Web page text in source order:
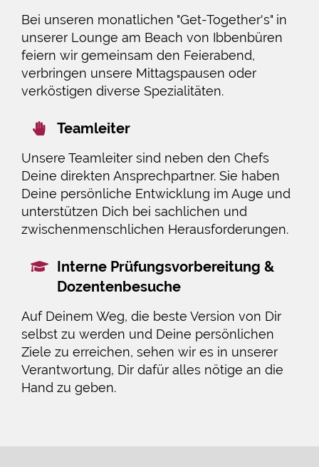
Bei unseren monatlichen "Get-Together's" in
unserer Lounge am Beach von Ibbenbüren
feiern wir gemeinsam den Feierabend,
verbringen unsere Mittagspausen oder
verköstigen diverse Spezialitäten.
Teamleiter
Unsere Teamleiter sind neben den Chefs
Deine direkten Ansprechpartner. Sie haben
Deine persönliche Entwicklung im Auge und
unterstützen Dich bei sachlichen und
zwischenmenschlichen Herausforderungen.
Interne Prüfungsvorbereitung &
Dozentenbesuche
Auf Deinem Weg, die beste Version von Dir
selbst zu werden und Deine persönlichen
Ziele zu erreichen, sehen wir es in unserer
Verantwortung, Dir dafür alles nötige an die
Hand zu geben.